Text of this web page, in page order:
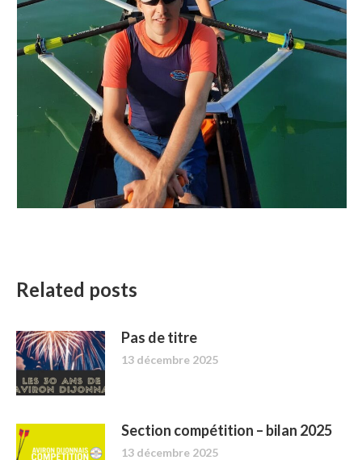
Related posts
Pas de titre
13 décembre 2025
Section compétition – bilan 2025
13 décembre 2025